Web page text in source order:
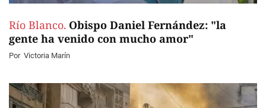
Río Blanco. Obispo Daniel Fernández: "la
gente ha venido con mucho amor"
Por Victoria Marín